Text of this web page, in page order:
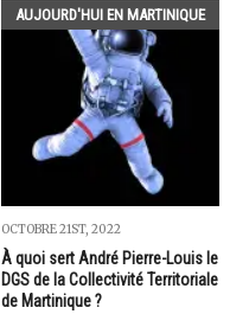
AUJOURD'HUI EN MARTINIQUE
OCTOBRE 21ST, 2022
À quoi sert André Pierre-Louis le
DGS de la Collectivité Territoriale
de Martinique ?